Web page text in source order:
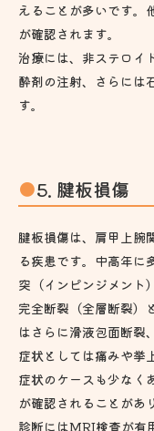
えることが多いです。
が確認されます。
治療には、非ステロイ
酔剤の注射、さらには
す。
5. 腱板損傷
腱板損傷は、肩甲上腕
る疾患です。中高年に
突（インピンジメント
完全断裂（全層断裂）
はさらに滑液包面断裂
症状としては痛みや挙
症状のケースも少なく
が確認されることがあ
診断にはMRI検査が有